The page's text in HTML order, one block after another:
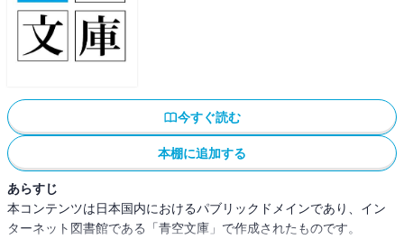
今すぐ読む
本棚に追加する
あらすじ
本コンテンツは日本国内におけるパブリックドメインであり、イン
ターネット図書館である「青空文庫」で作成されたものです。